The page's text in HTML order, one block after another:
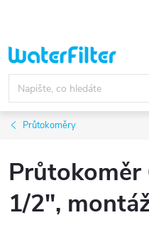
obsah
Průtokoměry
1/2",